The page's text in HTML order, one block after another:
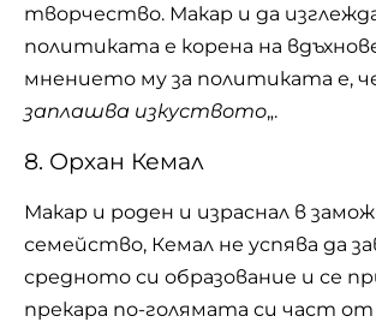
творчество. Макар и да
политиката е корена на
мнението му за политиката е,
заплашва изкуството„.
8. Орхан Кемал
Макар и роден и израснал в
семейство, Кемал не успява да
средното си образование и се
прекара по-голямата си част